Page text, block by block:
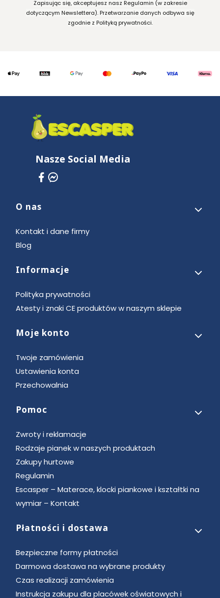
Zapisując się, akceptujesz nasz Regulamin (w zakresie
dotyczącym Newslettera). Przetwarzanie danych odbywa się
zgodnie z Polityką prywatności.
Nasze Social Media
Linki w stopce
O nas
Kontakt i dane firmy
Blog
Informacje
Polityka prywatności
Atesty i znaki CE produktów w naszym sklepie
Moje konto
Twoje zamówienia
Ustawienia konta
Przechowalnia
Pomoc
Zwroty i reklamacje
Rodzaje pianek w naszych produktach
Zakupy hurtowe
Regulamin
Escasper – Materace, klocki piankowe i kształtki na
wymiar – Kontakt
Płatności i dostawa
Bezpieczne formy płatności
Darmowa dostawa na wybrane produkty
Czas realizacji zamówienia
Instrukcja zakupu dla placówek oświatowych i